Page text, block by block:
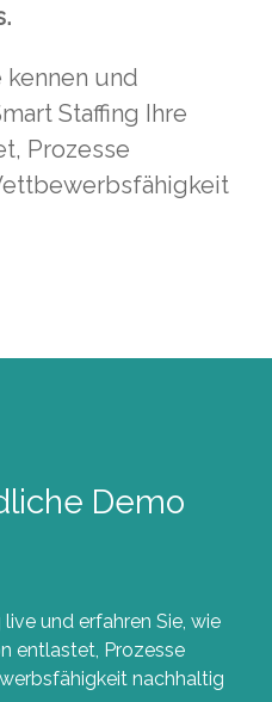
kennen und
Staffing Ihre
Prozesse
Demo
und erfahren Sie, wie
entlastet, Prozesse
nachhaltig